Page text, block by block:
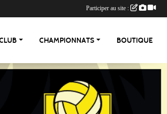
CHAMPIONNATS BOUTIQUE
Participer au site :